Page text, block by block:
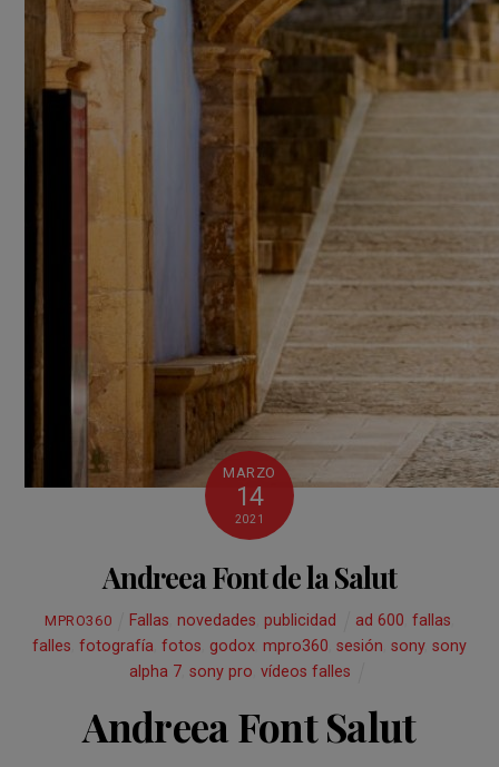
MARZO
14
2021
Andreea Font de la Salut
MPRO360 Fallas ,novedades ,publicidad ad 600 ,fallas
falles fotografía fotos godox mpro360 sesión sony, sony
alpha 7, sony pro vídeos falles
Andreea Font Salut